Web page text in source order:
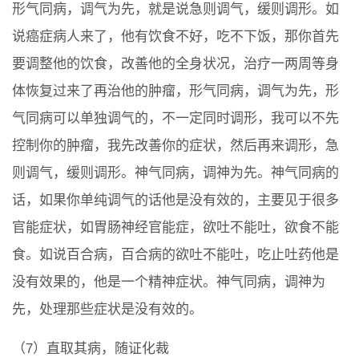
形气同病，调气为先，就是说急则调气，缓则调形。如
说癌症病人来了，他有饮食不好，吃不下饭，那你首先
要调整他的饮食，改善他的全身状况，治疗一两周等身
体恢复过来了再治他的肿瘤，形气同病，调气为先，形
气同病可以单独调气的，不一定同时调形，我可以不先
控制你的肿瘤，我先改善你的症状，然后再来调形，急
则调气，缓则调形。神气同病，调神为先。神气同病的
话，如果你单纯调气的话他是没有效的，主要见于很多
官能症状，如胃肠神经官能症，欲吐不能吐，欲食不能
食。如说百合病，百合病的欲吐不能吐，吃止吐药他是
没有效果的，他是一个精神症状。神气同病，调神为
先，处理那些症状是没有效的。
（7）直取其病，随证化裁